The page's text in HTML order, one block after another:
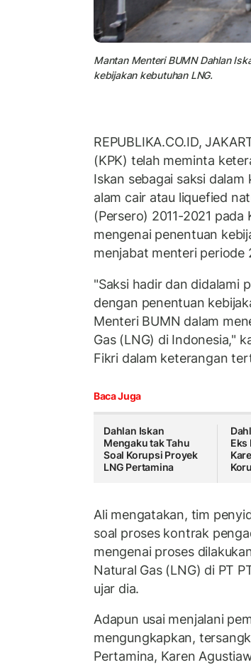
Mantan Menteri BUMN Dahlan
kebijakan kebutuhan LNG.
REPUBLIKA.CO.ID,
(KPK) telah meminta
Iskan sebagai saksi
alam cair atau liquefied
(Persero) 2011-2021
mengenai penentuan
menjabat menteri periode
"Saksi hadir dan didalami
dengan penentuan
Menteri BUMN dalam
Gas (LNG) di Indonesia,"
Fikri dalam keterangan
Baca Juga
Dahlan Iskan
Mengaku tak Tahu
Soal Korupsi Proyek
LNG Pertamina
Eks
Ali mengatakan, tim
soal proses kontrak
mengenai proses
Natural Gas (LNG) di PT
ujar dia.
Adapun usai menjalani
mengungkapkan,
Pertamina, Karen